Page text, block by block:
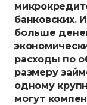
банковских.
больше
расходы по
размеру
одному
могут